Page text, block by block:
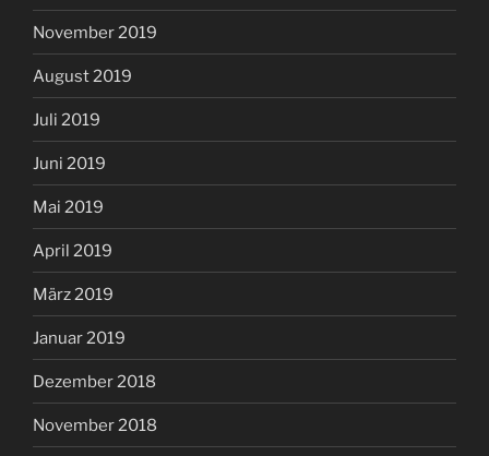
November 2019
August 2019
Juli 2019
Juni 2019
Mai 2019
April 2019
März 2019
Januar 2019
Dezember 2018
November 2018